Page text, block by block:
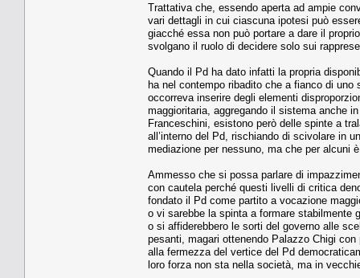
Trattativa che, essendo aperta ad ampie
vari dettagli in cui ciascuna ipotesi può
giacché essa non può portare a dare il
svolgano il ruolo di decidere solo sui
Quando il Pd ha dato infatti la propria
ha nel contempo ribadito che a fianco di
occorreva inserire degli elementi
maggioritaria, aggregando il sistema anche
Franceschini, esistono però delle spinte a
all’interno del Pd, rischiando di scivolare in
mediazione per nessuno, ma che per alcuni
Ammesso che si possa parlare di
con cautela perché questi livelli di critica
fondato il Pd come partito a vocazione
o vi sarebbe la spinta a formare stabilmente
o si affiderebbero le sorti del governo alle
pesanti, magari ottenendo Palazzo Chigi
alla fermezza del vertice del Pd
loro forza non sta nella società, ma in